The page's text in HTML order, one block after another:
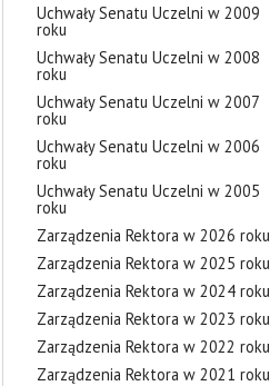
Uchwały Senatu Uczelni w 2009
roku
Uchwały Senatu Uczelni w 2008
roku
Uchwały Senatu Uczelni w 2007
roku
Uchwały Senatu Uczelni w 2006
roku
Uchwały Senatu Uczelni w 2005
roku
Zarządzenia Rektora w 2026 roku
Zarządzenia Rektora w 2025 roku
Zarządzenia Rektora w 2024 roku
Zarządzenia Rektora w 2023 roku
Zarządzenia Rektora w 2022 roku
Zarządzenia Rektora w 2021 roku